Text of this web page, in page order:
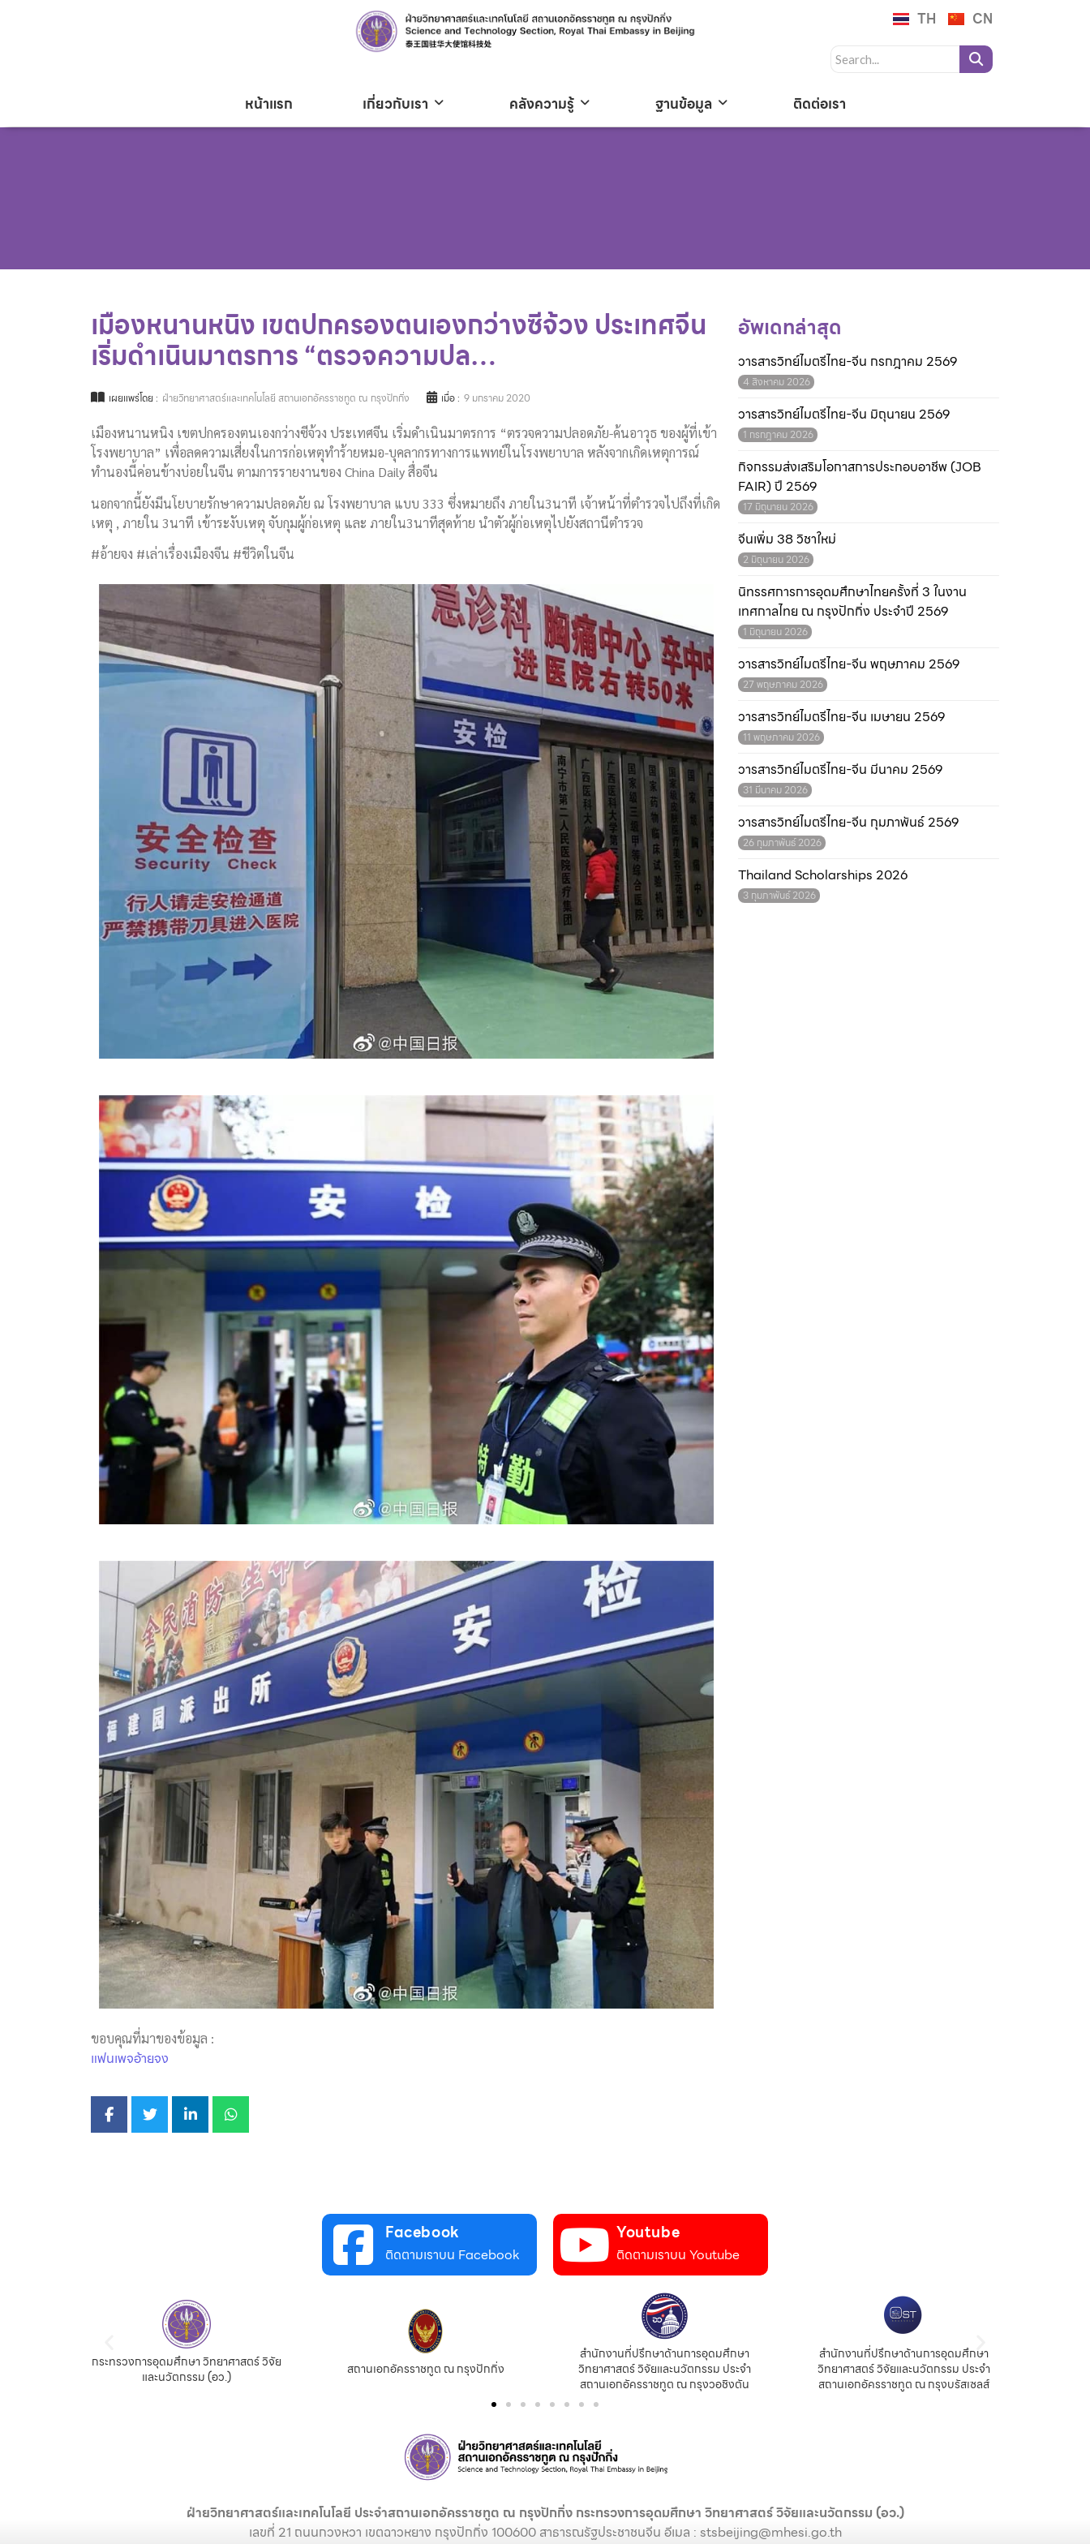
TH CN
หน้าแรก เกี่ยวกับเรา คลังความรู้ ฐานข้อมูล ติดต่อเรา
เมืองหนานหนิง เขตปกครองตนเองกว่างซีจ้วง ประเทศจีน
เริ่มดำเนินมาตรการ “ตรวจความปล…
เผยแพร่โดย : ฝ่ายวิทยาศาสตร์และเทคโนโลยี สถานเอกอัครราชทูต ณ กรุงปักกิ่ง เมื่อ : 9 มกราคม 2020
เมืองหนานหนิง เขตปกครองตนเองกว่างซีจ้วง ประเทศจีน เริ่มดำเนินมาตรการ “ตรวจความปลอดภัย-ค้นอาวุธ ของผู้ที่เข้า
โรงพยาบาล” เพื่อลดความเสี่ยงในการก่อเหตุทำร้ายหมอ-บุคลากรทางการแพทย์ในโรงพยาบาล หลังจากเกิดเหตุการณ์
ทำนองนี้ค่อนข้างบ่อยในจีน ตามการรายงานของ China Daily สื่อจีน
นอกจากนี้ยังมีนโยบายรักษาความปลอดภัย ณ โรงพยาบาล แบบ 333 ซึ่งหมายถึง ภายใน3นาที เจ้าหน้าที่ตำรวจไปถึงที่เกิด
เหตุ , ภายใน 3นาที เข้าระงับเหตุ จับกุมผู้ก่อเหตุ และ ภายใน3นาทีสุดท้าย นำตัวผู้ก่อเหตุไปยังสถานีตำรวจ
#อ้ายจง #เล่าเรื่องเมืองจีน #ชีวิตในจีน
ขอบคุณที่มาของข้อมูล :
แฟนเพจอ้ายจง
อัพเดทล่าสุด
วารสารวิทย์ไมตรีไทย-จีน กรกฎาคม 2569
4 สิงหาคม 2026
วารสารวิทย์ไมตรีไทย-จีน มิถุนายน 2569
1 กรกฎาคม 2026
กิจกรรมส่งเสริมโอกาสการประกอบอาชีพ (JOB
FAIR) ปี 2569
17 มิถุนายน 2026
จีนเพิ่ม 38 วิชาใหม่
2 มิถุนายน 2026
นิทรรศการการอุดมศึกษาไทยครั้งที่ 3 ในงาน
เทศกาลไทย ณ กรุงปักกิ่ง ประจำปี 2569
1 มิถุนายน 2026
วารสารวิทย์ไมตรีไทย-จีน พฤษภาคม 2569
27 พฤษภาคม 2026
วารสารวิทย์ไมตรีไทย-จีน เมษายน 2569
11 พฤษภาคม 2026
วารสารวิทย์ไมตรีไทย-จีน มีนาคม 2569
31 มีนาคม 2026
วารสารวิทย์ไมตรีไทย-จีน กุมภาพันธ์ 2569
26 กุมภาพันธ์ 2026
Thailand Scholarships 2026
3 กุมภาพันธ์ 2026
Facebook
ติดตามเราบน Facebook
Youtube
ติดตามเราบน Youtube
สถานเอกอัครราชทูต ณ กรุงปักกิ่ง
สำนักงานที่ปรึกษาด้านการอุดมศึกษา
วิทยาศาสตร์ วิจัยและนวัตกรรม ประจำ
สำนักงานที่ปรึกษาด้านการอุดมศึกษา
วิทยาศาสตร์ วิจัยและนวัตกรรม ประจำ
สถานเอกอัครราชทูต ณ กรุงบรัสเซลส์
สำนักงานนวัตกรรมและความร่วมมือ
สถาบันบัณทิตวิทยาศาสตร์จีน
ฝ่ายวิทยาศาสตร์และเทคโนโลยี ประจำสถานเอกอัครราชทูต ณ กรุงปักกิ่ง กระทรวงการอุดมศึกษา วิทยาศาสตร์ วิจัยและนวัตกรรม (อว.)
เลขที่ 21 ถนนกวงหวา เขตฉาวหยาง กรุงปักกิ่ง 100600 สาธารณรัฐประชาชนจีน อีเมล : stsbeijing@mhesi.go.th